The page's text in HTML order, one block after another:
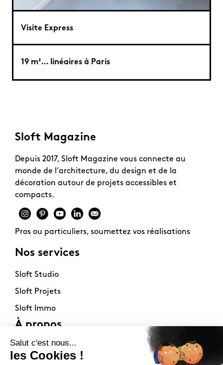
Visite Express
19 m²… linéaires à Paris
Sloft Magazine
Depuis 2017, Sloft Magazine vous connecte au
monde de l’architecture, du design et de la
décoration autour de projets accessibles et
compacts.
Pros ou particuliers, soumettez vos réalisations
Nos services
Sloft Studio
Sloft Projets
Sloft Immo
À propos
Contact